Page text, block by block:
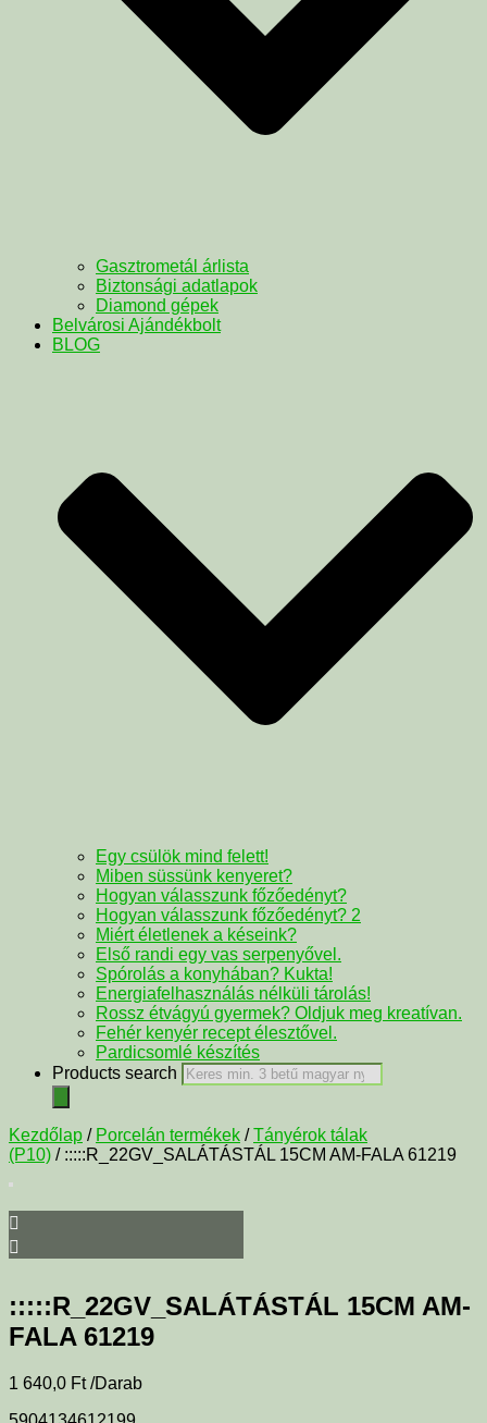
Gasztrometál árlista
Biztonsági adatlapok
Diamond gépek
Belvárosi Ajándékbolt
BLOG
Egy csülök mind felett!
Miben süssünk kenyeret?
Hogyan válasszunk főzőedényt?
Hogyan válasszunk főzőedényt? 2
Miért életlenek a késeink?
Első randi egy vas serpenyővel.
Spórolás a konyhában? Kukta!
Energiafelhasználás nélküli tárolás!
Rossz étvágyú gyermek? Oldjuk meg kreatívan.
Fehér kenyér recept élesztővel.
Pardicsomlé készítés
Products search
Kezdőlap / Porcelán termékek /Tányérok tálak
(P10) / :::::R_22GV_SALÁTÁSTÁL 15CM AM-FALA 61219
:::::R_22GV_SALÁTÁSTÁL 15CM AM-
FALA 61219
1 640,0 Ft /Darab